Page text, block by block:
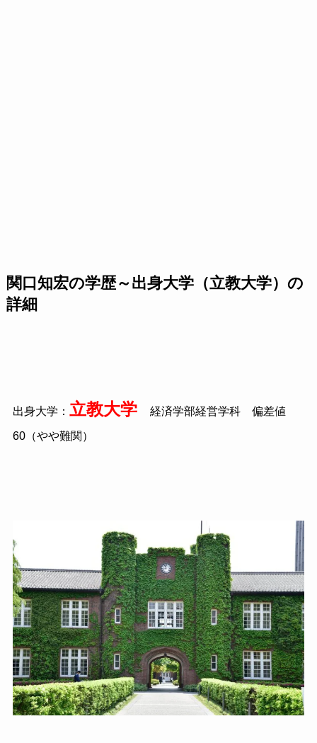
関口知宏の学歴～出身大学（立教大学）の
詳細
出身大学： 立教大学 経済学部経営学科 偏差値
60（やや難関）